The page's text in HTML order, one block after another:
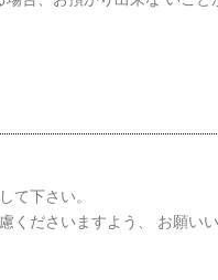
て下さい。
ださいますよう、 お願いい